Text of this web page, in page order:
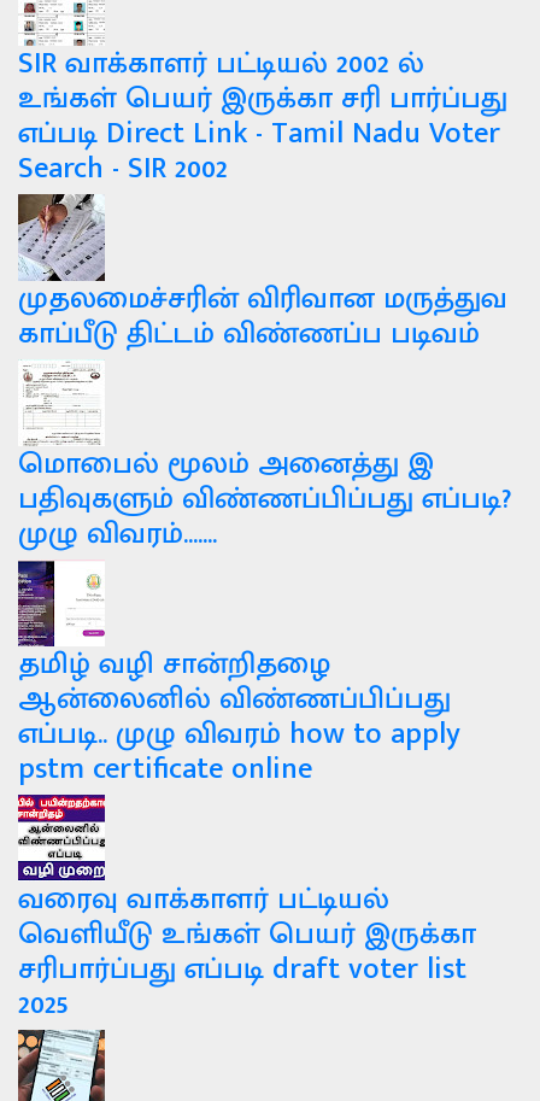
SIR வாக்காளர் பட்டியல் 2002 ல்
உங்கள் பெயர் இருக்கா சரி பார்ப்பது
எப்படி Direct Link - Tamil Nadu Voter
Search - SIR 2002
முதலமைச்சரின் விரிவான மருத்துவ
காப்பீடு திட்டம் விண்ணப்ப படிவம்
மொபைல் மூலம் அனைத்து இ
பதிவுகளும் விண்ணப்பிப்பது எப்படி?
முழு விவரம்.......
தமிழ் வழி சான்றிதழை
ஆன்லைனில் விண்ணப்பிப்பது
எப்படி.. முழு விவரம் how to apply
pstm certificate online
வரைவு வாக்காளர் பட்டியல்
வெளியீடு உங்கள் பெயர் இருக்கா
சரிபார்ப்பது எப்படி draft voter list
2025